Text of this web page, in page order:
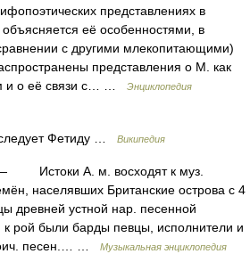
представлениях в
её особенностями, в
с другими млекопитающими)
представления о М. как
и о её связи с… …
Энциклопедия
Фетиду … Википедия
Истоки А. м. восходят к муз.
населявших Британские острова с 4
древней устной нар. песенной
к рой были барды певцы, исполнители и
песен.… …
Музыкальная энциклопедия